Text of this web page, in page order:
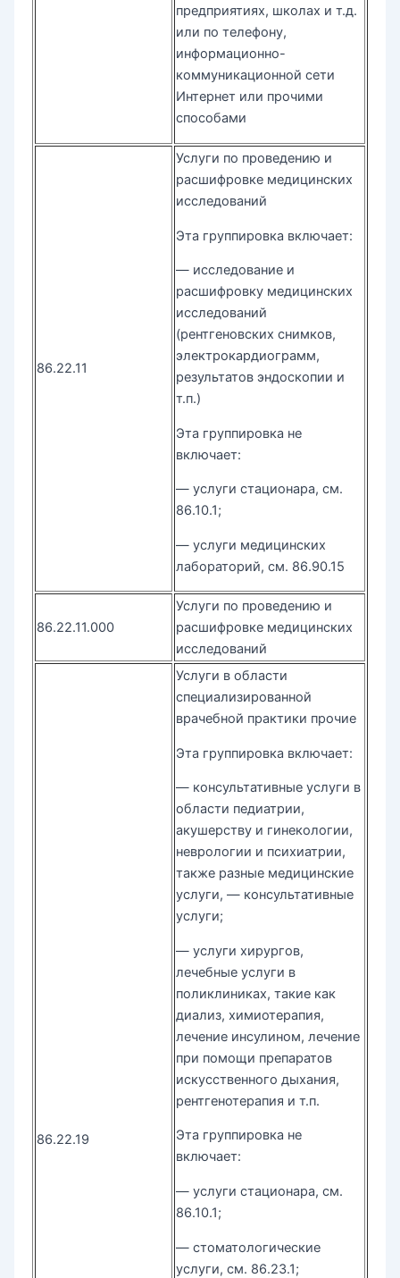
предприятиях, школах и т.д.
или по телефону,
информационно-
коммуникационной сети
Интернет или прочими
способами
86.22.11
Услуги по проведению и
расшифровке медицинских
исследований
Эта группировка включает:
— исследование и
расшифровку медицинских
исследований
(рентгеновских снимков,
электрокардиограмм,
результатов эндоскопии и
т.п.)
Эта группировка не
включает:
— услуги стационара, см.
86.10.1;
— услуги медицинских
лабораторий, см. 86.90.15
86.22.11.000
Услуги по проведению и
расшифровке медицинских
исследований
86.22.19
Услуги в области
специализированной
врачебной практики прочие
Эта группировка включает:
— консультативные услуги в
области педиатрии,
акушерству и гинекологии,
неврологии и психиатрии,
также разные медицинские
услуги, — консультативные
услуги;
— услуги хирургов,
лечебные услуги в
поликлиниках, такие как
диализ, химиотерапия,
лечение инсулином, лечение
при помощи препаратов
искусственного дыхания,
рентгенотерапия и т.п.
Эта группировка не
включает:
— услуги стационара, см.
86.10.1;
— стоматологические
услуги, см. 86.23.1;